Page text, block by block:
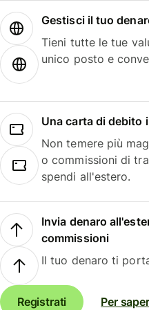
Gestisci il tuo
Tieni tutte le tue
unico posto e
Una carta di debito
Non temere più
o commissioni di
spendi all'estero.
Invia denaro
commissioni
Il tuo denaro ti
Registrati Per